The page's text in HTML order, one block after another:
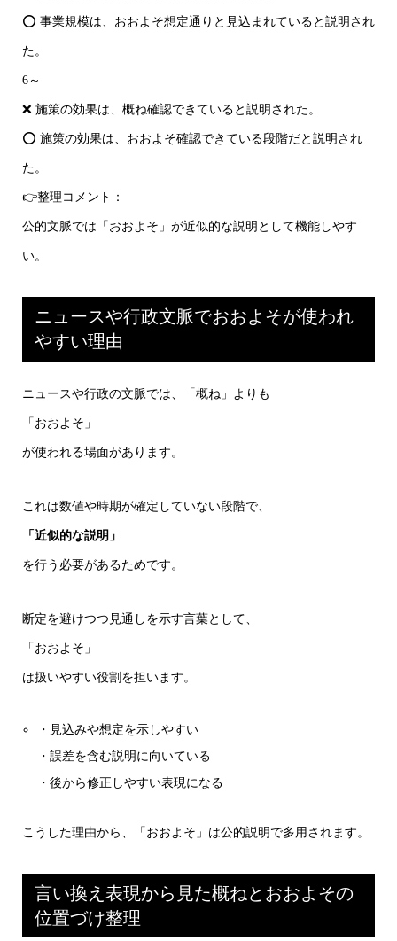
⭕ 事業規模は、おおよそ想定通りと見込まれていると説明され
た。
6～
❌ 施策の効果は、概ね確認できていると説明された。
⭕ 施策の効果は、おおよそ確認できている段階だと説明され
た。
👉整理コメント：
公的文脈では「おおよそ」が近似的な説明として機能しやす
い。
ニュースや行政文脈でおおよそが使われ
やすい理由
ニュースや行政の文脈では、「概ね」よりも
「おおよそ」
が使われる場面があります。
これは数値や時期が確定していない段階で、
「近似的な説明」
を行う必要があるためです。
断定を避けつつ見通しを示す言葉として、
「おおよそ」
は扱いやすい役割を担います。
・見込みや想定を示しやすい
・誤差を含む説明に向いている
・後から修正しやすい表現になる
こうした理由から、「おおよそ」は公的説明で多用されます。
言い換え表現から見た概ねとおおよその
位置づけ整理